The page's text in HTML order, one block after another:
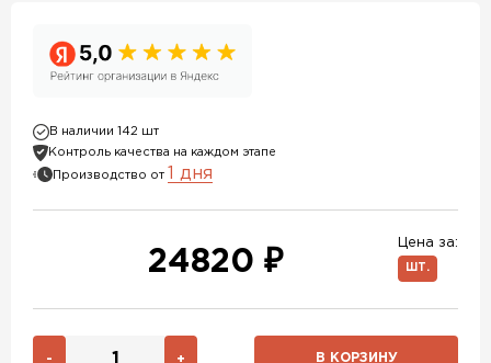
В наличии 142 шт
Контроль качества на каждом этапе
Производство от 1 дня
Цена за:
ШТ.
24820 ₽
- + В КОРЗИНУ